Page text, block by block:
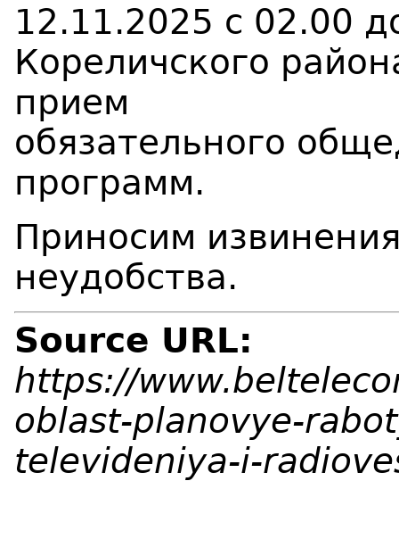
12.11.2025 с 02.00
Кореличского
прием
обязательного
программ.
Приносим
неудобства.
Source URL:
https://
oblast-planovye-
televideniya-i-